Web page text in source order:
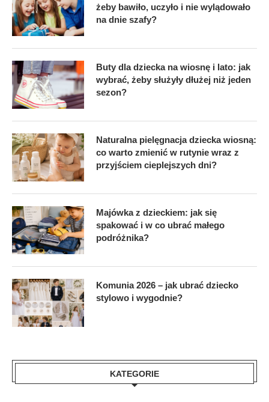
żeby bawiło, uczyło i nie wylądowało
na dnie szafy?
Buty dla dziecka na wiosnę i lato: jak
wybrać, żeby służyły dłużej niż jeden
sezon?
Naturalna pielęgnacja dziecka wiosną:
co warto zmienić w rutynie wraz z
przyjściem cieplejszych dni?
Majówka z dzieckiem: jak się
spakować i w co ubrać małego
podróżnika?
Komunia 2026 – jak ubrać dziecko
stylowo i wygodnie?
KATEGORIE